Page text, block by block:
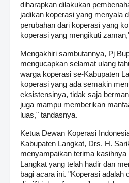
diharapkan dilakukan
jadikan koperasi yang menyala
perubahan dari koperasi yang
koperasi yang mengikuti
Mengakhiri sambutannya, Pj
mengucapkan selamat ulang
warga koperasi se-Kabupaten
koperasi yang ada semakin
eksistensinya, tidak saja
juga mampu memberikan
luas," tandasnya.
Ketua Dewan Koperasi
Kabupaten Langkat, Drs. H.
menyampaikan terima kasihnya
Langkat yang telah hadir dan
bagi acara ini. "Koperasi adalah